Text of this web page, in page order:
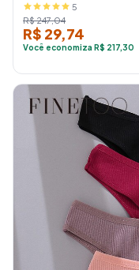
5
R$ 247,04
R$ 29,74
Você economiza R$ 217,30